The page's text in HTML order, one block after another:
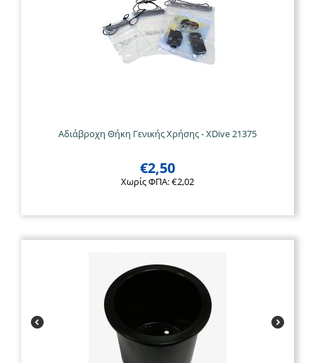
Αδιάβροχη Θήκη Γενικής Χρήσης - XDive 21375
€2,50
Χωρίς ΦΠΑ:€2,02